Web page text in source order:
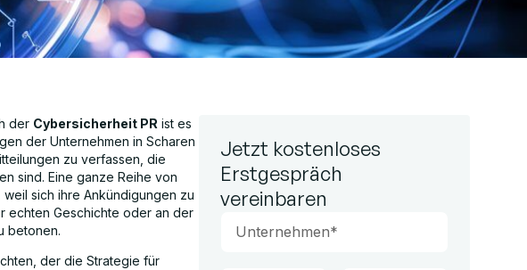
der Cybersicherheit PR ist es
der Unternehmen in Scharen
zu verfassen, die
sind. Eine ganze Reihe von
sich ihre Ankündigungen zu
echten Geschichte oder an der
betonen.
der die Strategie für
Jetzt kostenloses
Erstgespräch
vereinbaren